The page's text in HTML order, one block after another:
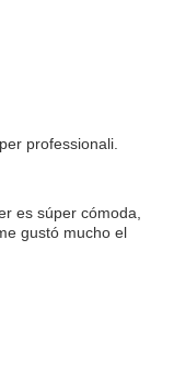
professionali.
es súper cómoda,
gustó mucho el